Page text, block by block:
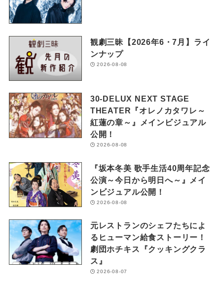
観劇三昧【2026年6・7月】ライ
ンナップ
2026-08-08
30-DELUX NEXT STAGE
THEATER『オレノカタワレ～
紅蓮の章～』メインビジュアル
公開！
2026-08-08
『坂本冬美 歌手生活40周年記念
公演～今日から明日へ～』メイ
ンビジュアル公開！
2026-08-08
元レストランのシェフたちによ
るヒューマン給食ストーリー！
劇団ホチキス『クッキングクラ
ス』
2026-08-07